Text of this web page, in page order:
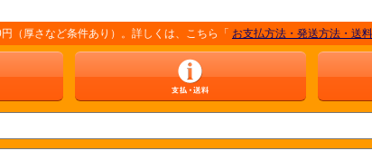
など条件あり）。詳しくは、こちら「お支払方法・発送方法・送料」をご